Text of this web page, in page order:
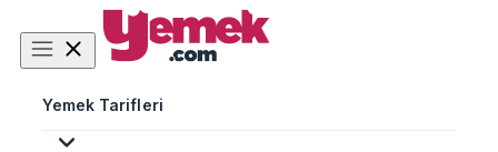
Yemek Tarifleri